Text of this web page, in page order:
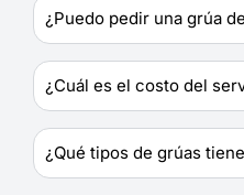
¿Puedo pedir una grúa
¿Cuál es el costo del
¿Qué tipos de grúas